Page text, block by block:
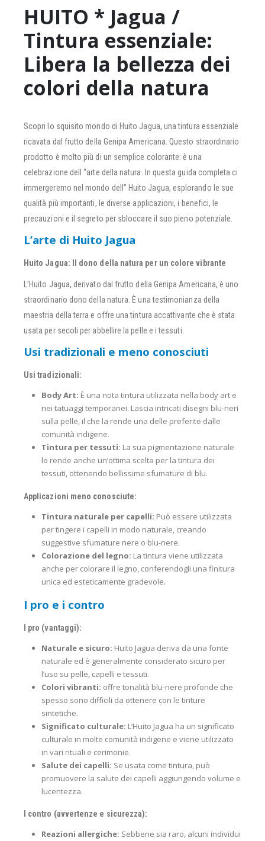
HUITO * Jagua /
Tintura essenziale:
Libera la bellezza dei
colori della natura
Scopri lo squisito mondo di Huito Jagua, una tintura essenziale
ricavata dal frutto della Genipa Americana. Questo straordinario
prodotto è molto più di un semplice colorante: è una
celebrazione dell “arte della natura. In questa guida completa ci
immergeremo nel mondo dell” Huito Jagua, esplorando le sue
qualità più importanti, le diverse applicazioni, i benefici, le
precauzioni e il segreto per sbloccare il suo pieno potenziale.
L’arte di Huito Jagua
Huito Jagua: Il dono della natura per un colore vibrante
L’Huito Jagua, derivato dal frutto della Genipa Americana, è uno
straordinario dono della natura. È una testimonianza della
maestria della terra e offre una tintura accattivante che è stata
usata per secoli per abbellire la pelle e i tessuti.
Usi tradizionali e meno conosciuti
Usi tradizionali:
Body Art: È una nota tintura utilizzata nella body art e
nei tatuaggi temporanei. Lascia intricati disegni blu-neri
sulla pelle, il che la rende una delle preferite dalle
comunità indigene.
Tintura per tessuti: La sua pigmentazione naturale
lo rende anche un’ottima scelta per la tintura dei
tessuti, ottenendo bellissime sfumature di blu.
Applicazioni meno conosciute:
Tintura naturale per capelli: Può essere utilizzata
per tingere i capelli in modo naturale, creando
suggestive sfumature nere o blu-nere.
Colorazione del legno: La tintura viene utilizzata
anche per colorare il legno, conferendogli una finitura
unica ed esteticamente gradevole.
I pro e i contro
I pro (vantaggi):
Naturale e sicuro: Huito Jagua deriva da una fonte
naturale ed è generalmente considerato sicuro per
l’uso su pelle, capelli e tessuti.
Colori vibranti: offre tonalità blu-nere profonde che
spesso sono difficili da ottenere con le tinture
sintetiche.
Significato culturale: L’Huito Jagua ha un significato
culturale in molte comunità indigene e viene utilizzato
in vari rituali e cerimonie.
Salute dei capelli: Se usata come tintura, può
promuovere la salute dei capelli aggiungendo volume e
lucentezza.
I contro (avvertenze e sicurezza):
Reazioni allergiche: Sebbene sia raro, alcuni individui